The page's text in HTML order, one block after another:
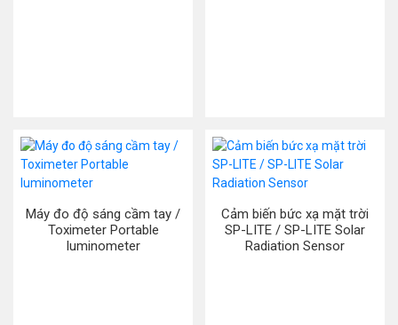
Máy đo độ sáng cầm tay /
Toximeter Portable
luminometer
Cảm biến bức xạ mặt trời
SP-LITE / SP-LITE Solar
Radiation Sensor